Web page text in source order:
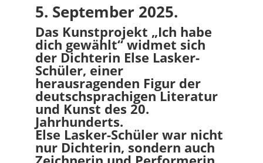
5. September 2025.
Das Kunstprojekt „Ich habe
dich gewählt“ widmet sich
der Dichterin Else Lasker-
Schüler, einer
herausragenden Figur der
deutschsprachigen Literatur
und Kunst des 20.
Jahrhunderts.
Else Lasker-Schüler war nicht
nur Dichterin, sondern auch